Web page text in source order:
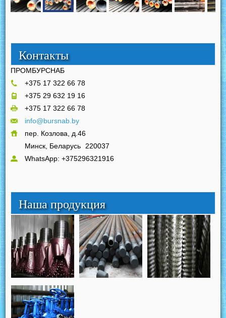
Контакты
ПРОМБУРСНАБ
+375 17 322 66 78
+375 29 632 19 16
+375 17 322 66 78
info@bursnab.by
пер. Козлова, д.46
Минск, Беларусь 220037
WhatsApp: +375296321916
Наша продукция